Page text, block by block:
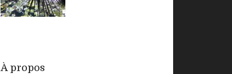
À propos